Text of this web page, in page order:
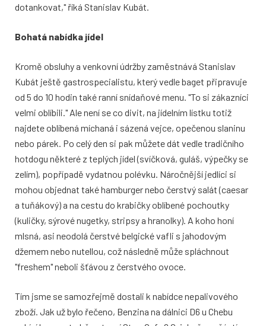
dotankovat," říká Stanislav Kubát.
Bohatá nabídka jídel
Kromě obsluhy a venkovní údržby zaměstnává Stanislav
Kubát ještě gastrospecialistu, který vedle baget připravuje
od 5 do 10 hodin také ranní snídaňové menu. "To si zákazníci
velmi oblíbili." Ale není se co divit, na jídelním lístku totiž
najdete oblíbená míchaná i sázená vejce, opečenou slaninu
nebo párek. Po celý den si pak můžete dát vedle tradičního
hotdogu některé z teplých jídel (svíčková, guláš, výpečky se
zelím), popřípadě vydatnou polévku. Náročnější jedlíci si
mohou objednat také hamburger nebo čerstvý salát (caesar
a tuňákový) a na cestu do krabičky oblíbené pochoutky
(kuličky, sýrové nugetky, stripsy a hranolky). A koho honí
mlsná, asi neodolá čerstvé belgické vafli s jahodovým
džemem nebo nutellou, což následně může spláchnout
"freshem" neboli šťávou z čerstvého ovoce.
Tím jsme se samozřejmě dostali k nabídce nepalivového
zboží. Jak už bylo řečeno, Benzina na dálnici D6 u Chebu